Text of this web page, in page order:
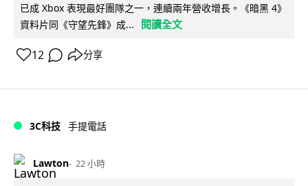
已成 Xbox 表現最好團隊之一，連續兩年營收增長。《暗黑 4》
資料片同《守望先鋒》成...
閱讀全文
12 分享
3C科技 手提電話
Lawton 22 小時